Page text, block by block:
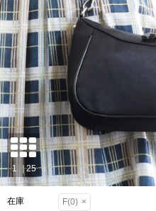
在庫 F(0) ×